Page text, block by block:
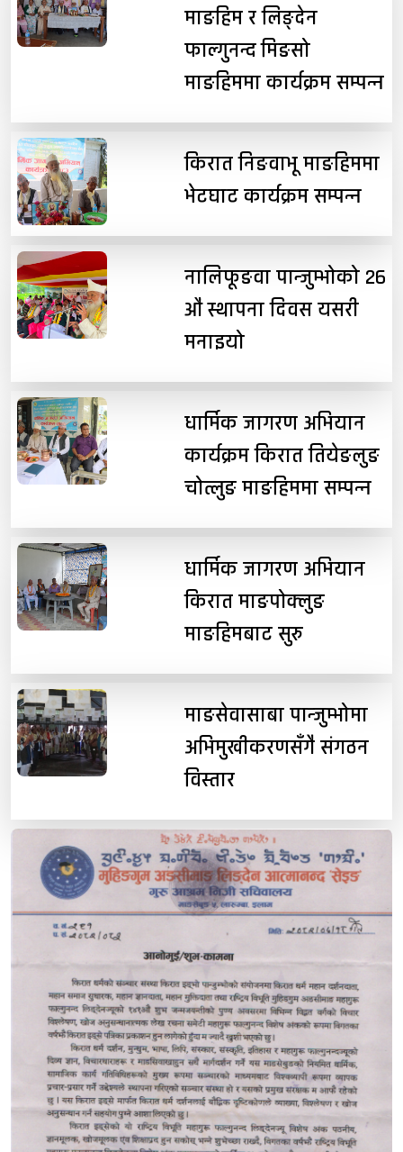
माङहिम र लिङ्देन
फाल्गुनन्द मिङसो
माङहिममा कार्यक्रम सम्पन्न
किरात निङवाभू माङहिममा
भेटघाट कार्यक्रम सम्पन्न
नालिफूङवा पान्जुम्भोको २६
औं स्थापना दिवस यसरी
मनाइयो
धार्मिक जागरण अभियान
कार्यक्रम किरात तियेङलुङ
चोत्लुङ माङहिममा सम्पन्न
धार्मिक जागरण अभियान
किरात माङपोक्लुङ
माङहिमबाट सुरु
माङसेवासाबा पान्जुम्भोमा
अभिमुखीकरणसँगै संगठन
विस्तार